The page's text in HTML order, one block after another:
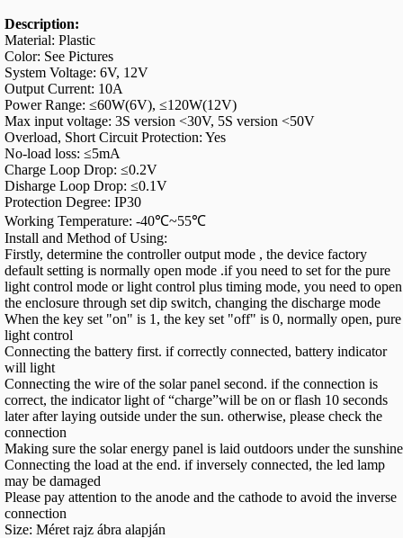
Description:
Material: Plastic
Color: See Pictures
System Voltage: 6V, 12V
Output Current: 10A
Power Range: ≤60W(6V), ≤120W(12V)
Max input voltage: 3S version <30V, 5S version <50V
Overload, Short Circuit Protection: Yes
No-load loss: ≤5mA
Charge Loop Drop: ≤0.2V
Disharge Loop Drop: ≤0.1V
Protection Degree: IP30
Working Temperature: -40℃~55℃
Install and Method of Using:
Firstly, determine the controller output mode , the device factory
default setting is normally open mode .if you need to set for the pure
light control mode or light control plus timing mode, you need to open
the enclosure through set dip switch, changing the discharge mode
When the key set "on" is 1, the key set "off" is 0, normally open, pure
light control
Connecting the battery first. if correctly connected, battery indicator
will light
Connecting the wire of the solar panel second. if the connection is
correct, the indicator light of “charge”will be on or flash 10 seconds
later after laying outside under the sun. otherwise, please check the
connection
Making sure the solar energy panel is laid outdoors under the sunshine
Connecting the load at the end. if inversely connected, the led lamp
may be damaged
Please pay attention to the anode and the cathode to avoid the inverse
connection
Size: Méret rajz ábra alapján